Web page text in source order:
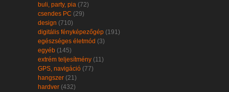
buli, party, pia (72)
csendes PC (29)
design (710)
digitális fényképezőgép (191)
egészséges életmód (3)
egyéb (145)
extrém teljesítmény (11)
GPS, navigáció (77)
hangszer (21)
hardver (432)